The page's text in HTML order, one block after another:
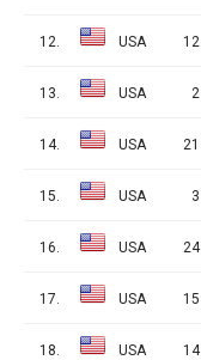
12. USA 12
13. USA 2
14. USA 21
15. USA 3
16. USA 24
17. USA 15
18. USA 14